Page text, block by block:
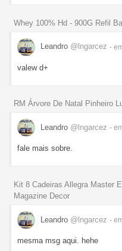
Whey 100% Hd - 900G Refil
Leandro @lngarcez -
valew d+
RM Árvore De Natal Pinheiro
Leandro @lngarcez -
fale mais sobre.
Kit 8 Cadeiras Allegra Master
Magazine Decor
Leandro @lngarcez -
mesma msg aqui. hehe